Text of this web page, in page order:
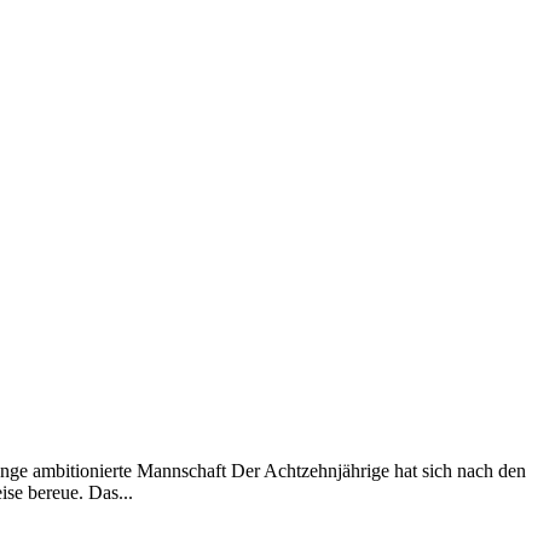
ambitionierte Mannschaft Der Achtzehnjährige hat sich nach den
bereue. Das...